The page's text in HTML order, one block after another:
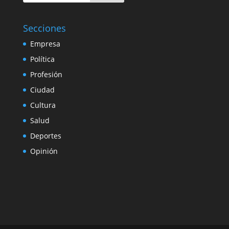
Secciones
Empresa
Política
Profesión
Ciudad
Cultura
Salud
Deportes
Opinión